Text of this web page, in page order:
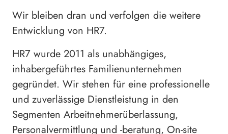
Wir bleiben dran und verfolgen die weitere
Entwicklung von HR7.
HR7 wurde 2011 als unabhängiges,
inhabergeführtes Familienunternehmen
gegründet. Wir stehen für eine professionelle
und zuverlässige Dienstleistung in den
Segmenten Arbeitnehmerüberlassung,
Personalvermittlung und -beratung, On-site